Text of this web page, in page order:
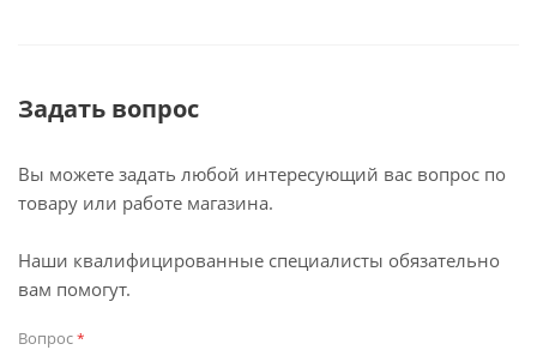
Задать вопрос
Вы можете задать любой интересующий вас вопрос по
товару или работе магазина.
Наши квалифицированные специалисты обязательно
вам помогут.
Вопрос*